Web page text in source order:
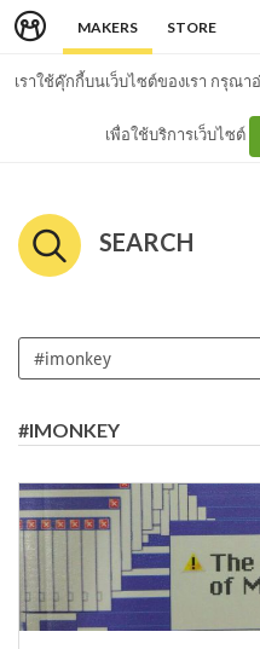
MAKERS STORE
เราใช้คุ๊กกี้บนเว็บไซต์ของเรา กรุณ
เพื่อใช้บริการเว็บไซต์
SEARCH
#IMONKEY